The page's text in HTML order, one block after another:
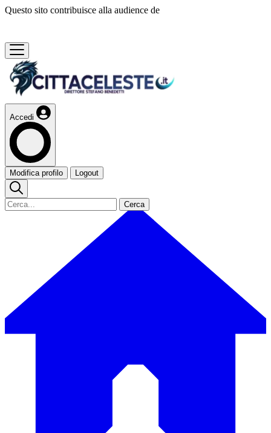
Questo sito contribuisce alla audience de
Accedi
Modifica profilo Logout
Cerca